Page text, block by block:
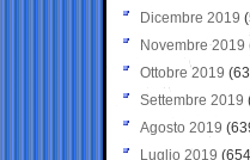
Dicembre 2019
Novembre 2019
Ottobre 2019
Settembre 2019
Agosto 2019
Luglio 2019